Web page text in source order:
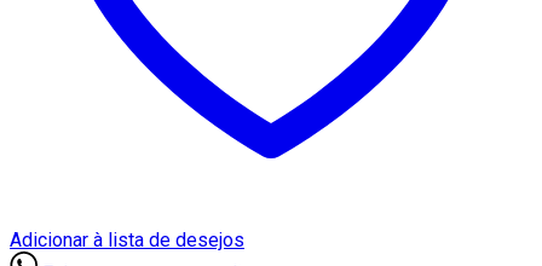
Adicionar à lista de desejos